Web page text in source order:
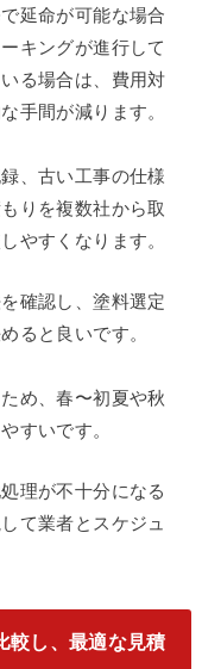
延命が可能な場合
キングが進行して
る場合は、費用対
手間が減ります。
、古い工事の仕様
りを複数社から取
やすくなります。
確認し、塗料選定
ると良いです。
め、春〜初夏や秋
すいです。
理が不十分になる
て業者とスケジュ
較し、最適な見積